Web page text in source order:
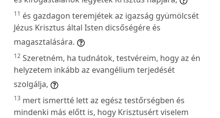
11 és gazdagon teremjétek az igazság gyümölcsét
Jézus Krisztus által Isten dicsőségére és
magasztalására.
12 Szeretném, ha tudnátok, testvéreim, hogy az én
helyzetem inkább az evangélium terjedését
szolgálja,
13 mert ismertté lett az egész testőrségben és
mindenki más előtt is, hogy Krisztusért viselem